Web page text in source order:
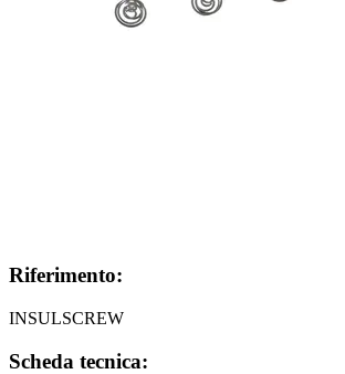
Riferimento:
INSULSCREW
Scheda tecnica: